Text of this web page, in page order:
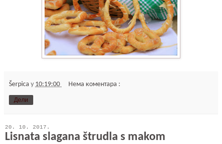
Šerpica у 10:19:00 Нема коментара :
Дели
20. 10. 2017.
Lisnata slagana štrudla s makom